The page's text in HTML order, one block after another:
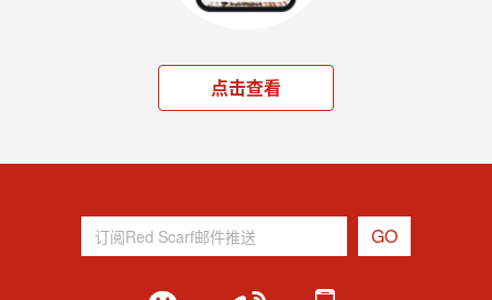
点击查看